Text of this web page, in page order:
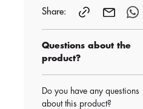
Share:
Questions about the
product?
Do you have any questions
about this product?